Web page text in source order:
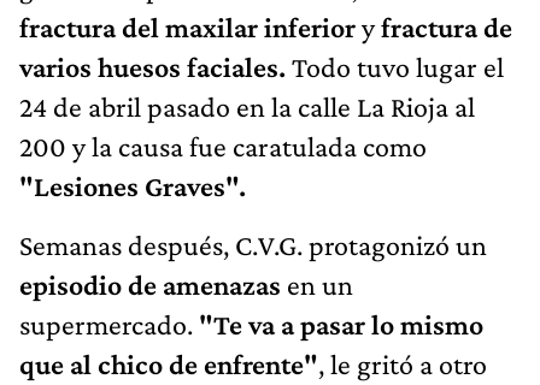
fractura del maxilar inferioryfractura de
varios huesos faciales. Todo tuvo lugar el
24 de abril pasado en la calle La Rioja al
200 y la causa fue caratulada como
"Lesiones Graves".
Semanas después, C.V.G. protagonizó un
episodio de amenazas en un
supermercado. "Te va a pasar lo mismo
que al chico de enfrente", le gritó a otro